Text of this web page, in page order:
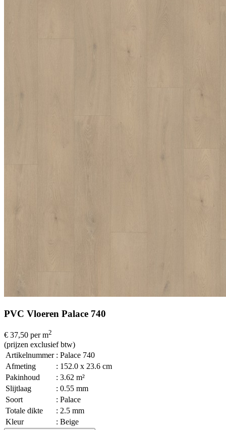
PVC Vloeren Palace 740
€ 37,50 per m2
(prijzen exclusief btw)
Artikelnummer : Palace 740
Afmeting
: 152.0 x 23.6 cm
Pakinhoud
: 3.62 m²
Slijtlaag
: 0.55 mm
Soort
: Palace
Totale dikte
: 2.5 mm
Kleur
: Beige